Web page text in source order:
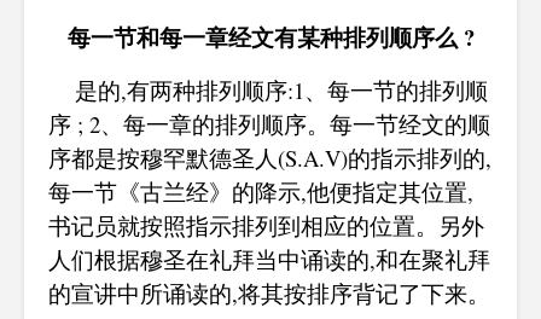
每一节和每一章经文有某种排列顺序么 ?
是的,有两种排列顺序:1、每一节的排列顺
序 ; 2、每一章的排列顺序。每一节经文的顺
序都是按穆罕默德圣人(S.A.V)的指示排列的,
每一节《古兰经》的降示,他便指定其位置,
书记员就按照指示排列到相应的位置。另外
人们根据穆圣在礼拜当中诵读的,和在聚礼拜
的宣讲中所诵读的,将其按排序背记了下来。